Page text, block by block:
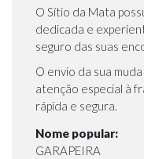
O Sítio da Mata
dedicada e
seguro das suas
O envio da sua
atenção especial à
rápida e segura.
Nome popular:
GARAPEIRA